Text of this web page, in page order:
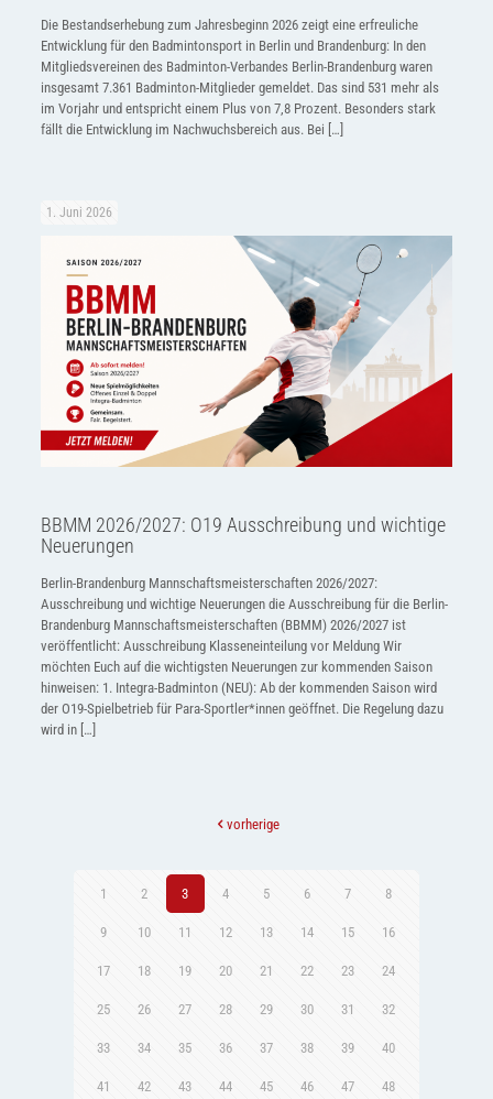
Die Bestandserhebung zum Jahresbeginn 2026 zeigt eine erfreuliche
Entwicklung für den Badmintonsport in Berlin und Brandenburg: In den
Mitgliedsvereinen des Badminton-Verbandes Berlin-Brandenburg waren
insgesamt 7.361 Badminton-Mitglieder gemeldet. Das sind 531 mehr als
im Vorjahr und entspricht einem Plus von 7,8 Prozent. Besonders stark
fällt die Entwicklung im Nachwuchsbereich aus. Bei […]
1. Juni 2026
BBMM 2026/2027: O19 Ausschreibung und wichtige
Neuerungen
Berlin-Brandenburg Mannschaftsmeisterschaften 2026/2027:
Ausschreibung und wichtige Neuerungen die Ausschreibung für die Berlin-
Brandenburg Mannschaftsmeisterschaften (BBMM) 2026/2027 ist
veröffentlicht: Ausschreibung Klasseneinteilung vor Meldung Wir
möchten Euch auf die wichtigsten Neuerungen zur kommenden Saison
hinweisen: 1. Integra-Badminton (NEU): Ab der kommenden Saison wird
der O19-Spielbetrieb für Para-Sportler*innen geöffnet. Die Regelung dazu
wird in[…]
vorherige
1 2 3 4 5 6 7 8
9 10 11 12 13 14 15 16
17 18 19 20 21 22 23 24
25 26 27 28 29 30 31 32
33 34 35 36 37 38 39 40
41 42 43 44 45 46 47 48